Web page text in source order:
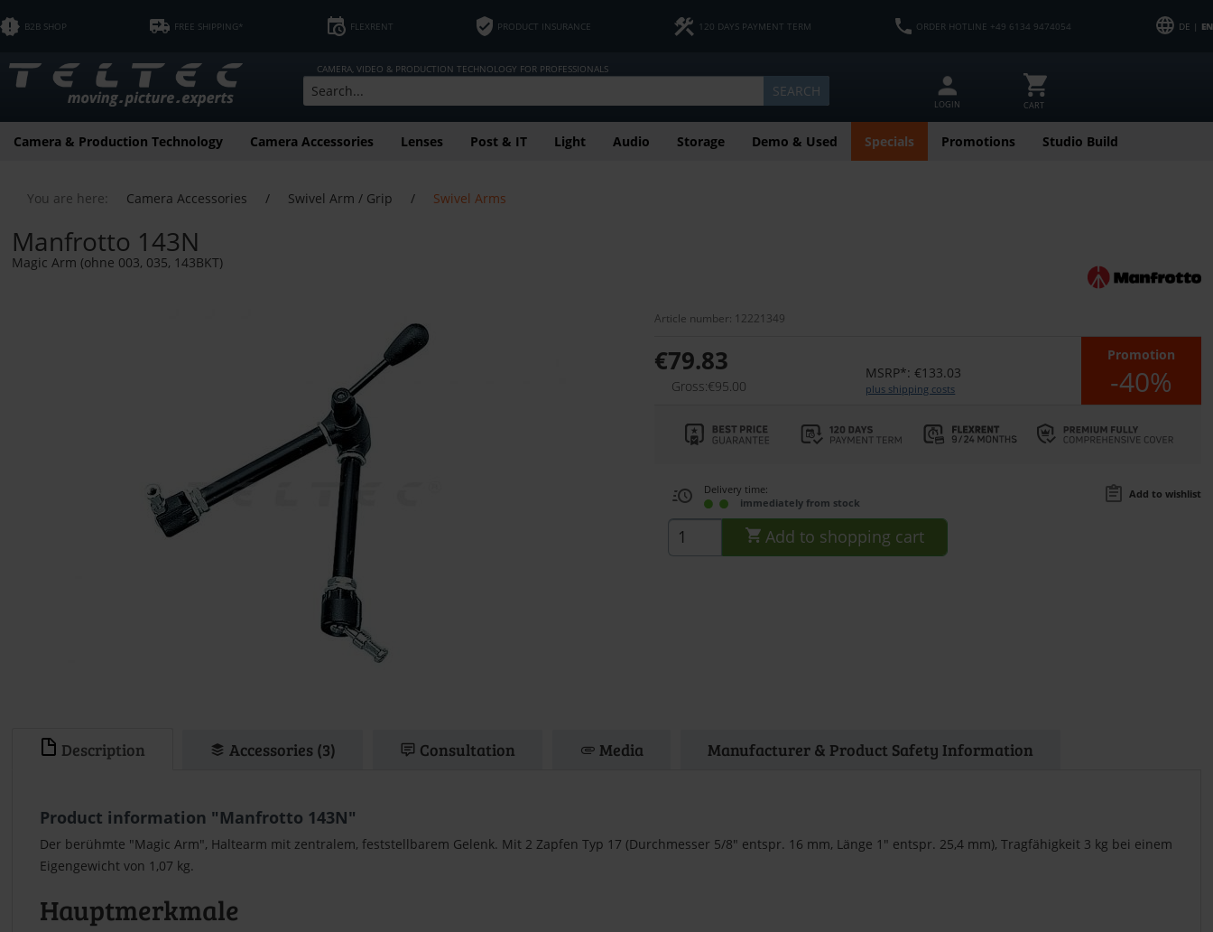
B2B SHOP FREE SHIPPING* FLEXRENT PRODUCT INSURANCE 120 DAYS PAYMENT TERM ORDER HOTLINE +49 6134 9474054 DE | EN
CAMERA, VIDEO & PRODUCTION TECHNOLOGY FOR PROFESSIONALS
SEARCH
LOGIN CART
Camera & Production Technology Camera Accessories Lenses Post & IT Light Audio Storage Demo & Used Specials Promotions Studio Build
You are here: Camera Accessories / Swivel Arm / Grip / Swivel Arms
Manfrotto 143N
Magic Arm (ohne 003, 035, 143BKT)
Article number: 12221349
€79.83
Gross:€95.00
MSRP*: €133.03
plus shipping costs
Promotion
-40%
Delivery time:
immediately from stock
Add to wishlist
Add to shopping cart
Description Accessories (3) Consultation Media Manufacturer & Product Safety Information
Product information "Manfrotto 143N"
Der berühmte "Magic Arm", Haltearm mit zentralem, feststellbarem Gelenk. Mit 2 Zapfen Typ 17 (Durchmesser 5/8" entspr. 16 mm, Länge 1" entspr. 25,4 mm), Tragfähigkeit 3 kg bei einem
Eigengewicht von 1,07 kg.
Hauptmerkmale